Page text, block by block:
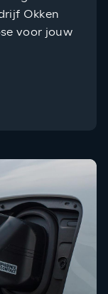
Okken
voor jouw